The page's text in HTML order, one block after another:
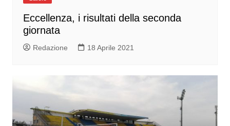
Eccellenza, i risultati della seconda
giornata
Redazione 18 Aprile 2021